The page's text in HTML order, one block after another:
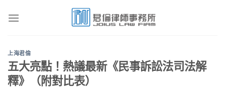
上海君倫
五大亮點！熱議最新《民事訴訟法司法解
釋》（附對比表）